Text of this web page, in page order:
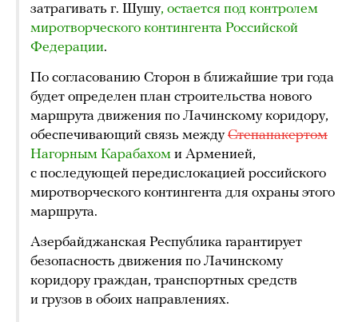
затрагивать г. Шушу, остается под контролем
миротворческого контингента Российской
Федерации.
По согласованию Сторон в ближайшие три года
будет определен план строительства нового
маршрута движения по Лачинскому коридору,
обеспечивающий связь междуСтепанакертом
Нагорным Карабахом и Арменией,
с последующей передислокацией российского
миротворческого контингента для охраны этого
маршрута.
Азербайджанская Республика гарантирует
безопасность движения по Лачинскому
коридору граждан, транспортных средств
и грузов в обоих направлениях.